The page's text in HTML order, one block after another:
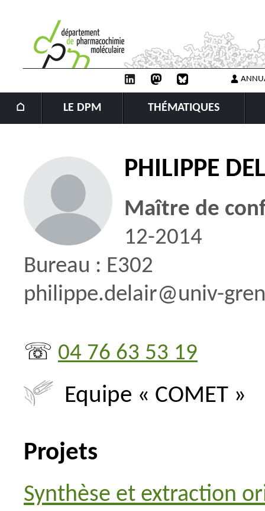
⌂ LE DPM THÉMATIQUES
PHILIPPE
Maître de
12-2014
Bureau : E302
sepla-
@
rialed
.
eppilihp
☏ 04 76 63 53 19
Equipe « COMET »
Projets
Synthèse et extraction